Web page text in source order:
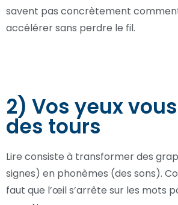
savent pas concrètement
accélérer sans perdre le fil.
2) Vos yeux
des tours
Lire consiste à transformer des
signes) en phonèmes (des sons).
faut que l’œil s’arrête sur les mots